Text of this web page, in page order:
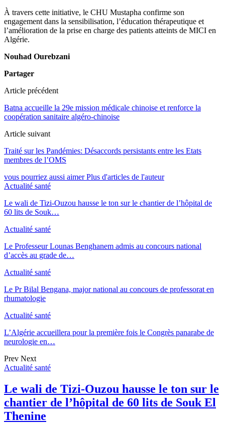
À travers cette initiative, le CHU Mustapha confirme son
engagement dans la sensibilisation, l’éducation thérapeutique et
l’amélioration de la prise en charge des patients atteints de MICI en
Algérie.
Nouhad Ourebzani
Partager
Article précédent
Batna accueille la 29e mission médicale chinoise et renforce la
coopération sanitaire algéro-chinoise
Article suivant
Traité sur les Pandémies: Désaccords persistants entre les Etats
membres de l’OMS
vous pourriez aussi aimer Plus d'articles de l'auteur
Actualité santé
Le wali de Tizi-Ouzou hausse le ton sur le chantier de l’hôpital de
60 lits de Souk…
Actualité santé
Le Professeur Lounas Benghanem admis au concours national
d’accès au grade de…
Actualité santé
Le Pr Bilal Bengana, major national au concours de professorat en
rhumatologie
Actualité santé
L’Algérie accueillera pour la première fois le Congrès panarabe de
neurologie en…
Prev Next
Actualité santé
Le wali de Tizi-Ouzou hausse le ton sur le
chantier de l’hôpital de 60 lits de Souk El
Thenine